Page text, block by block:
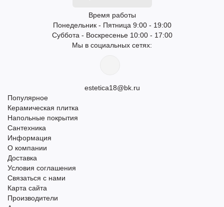
Время работы
Понедельник - Пятница 9:00 - 19:00
Суббота - Воскресенье 10:00 - 17:00
Мы в социальных сетях:
estetica18@bk.ru
Популярное
Керамическая плитка
Напольные покрытия
Сантехника
Информация
О компании
Доставка
Условия соглашения
Связаться с нами
Карта сайта
Производители